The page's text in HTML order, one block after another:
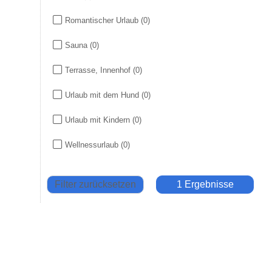
Romantischer Urlaub (0)
Sauna (0)
Terrasse, Innenhof (0)
Urlaub mit dem Hund (0)
Urlaub mit Kindern (0)
Wellnessurlaub (0)
Filter zurücksetzen 1 Ergebnisse